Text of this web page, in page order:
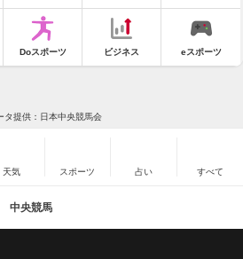
Doスポーツ ビジネス eスポーツ
タ提供：日本中央競馬会
天気 スポーツ 占い すべて
中央競馬